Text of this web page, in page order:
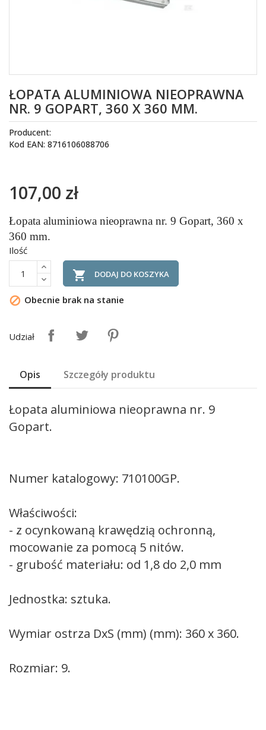
ŁOPATA ALUMINIOWA NIEOPRAWNA
NR. 9 GOPART, 360 X 360 MM.
Producent:
Kod EAN: 8716106088706
107,00 zł
Łopata aluminiowa nieoprawna nr. 9 Gopart, 360 x
360 mm.
Ilość
 DODAJ DO KOSZYKA
 Obecnie brak na stanie
Udział
Opis Szczegóły produktu
Łopata aluminiowa nieoprawna nr. 9
Gopart.
Numer katalogowy: 710100GP.
Właściwości:
- z ocynkowaną krawędzią ochronną,
mocowanie za pomocą 5 nitów.
- grubość materiału: od 1,8 do 2,0 mm
Jednostka: sztuka.
Wymiar ostrza DxS (mm) (mm): 360 x 360.
Rozmiar: 9.